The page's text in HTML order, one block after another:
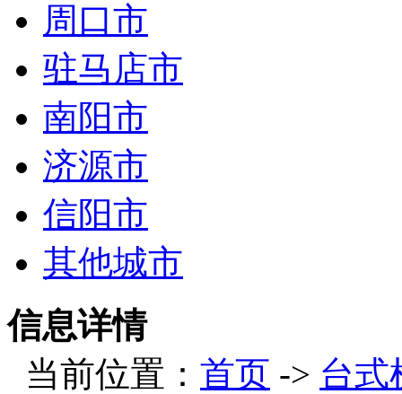
周口市
驻马店市
南阳市
济源市
信阳市
其他城市
信息详情
当前位置： 首页 -> 台式